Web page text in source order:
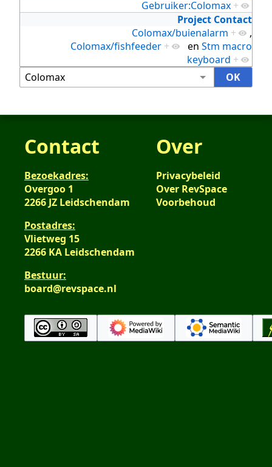
Gebruiker:Colomax +
Project Contact
Colomax/buienalarm +
,
Colomax/fishfeeder + en Stm macro
keyboard +
Contact
Bezoekadres:
Overgoo 1
2266 JZ Leidschendam
Postadres:
Vlietweg 15
2266 KA Leidschendam
Bestuur:
board@revspace.nl
Over
Privacybeleid
Over RevSpace
Voorbehoud